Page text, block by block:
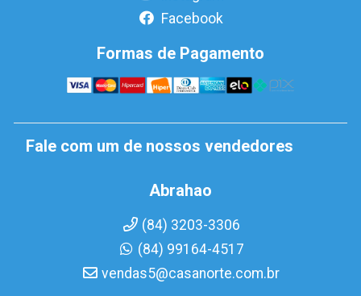
Facebook
Formas de Pagamento
Fale com um de nossos vendedores
Abrahao
(84) 3203-3306
(84) 99164-4517
vendas5@casanorte.com.br